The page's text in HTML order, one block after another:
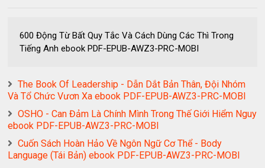
600 Động Từ Bất Quy Tắc Và Cách Dùng Các Thì Trong
Tiếng Anh ebook PDF-EPUB-AWZ3-PRC-MOBI
The Book Of Leadership - Dẫn Dắt Bản Thân, Đội Nhóm
Và Tổ Chức Vươn Xa ebook PDF-EPUB-AWZ3-PRC-MOBI
OSHO - Can Đảm Là Chính Mình Trong Thế Giới Hiểm Nguy
ebook PDF-EPUB-AWZ3-PRC-MOBI
Cuốn Sách Hoàn Hảo Về Ngôn Ngữ Cơ Thể - Body
Language (Tái Bản) ebook PDF-EPUB-AWZ3-PRC-MOBI